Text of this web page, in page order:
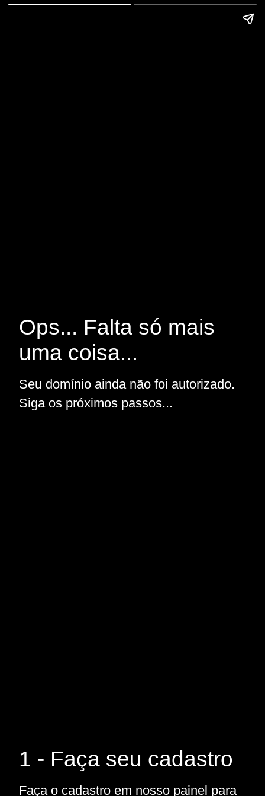
Ops... Falta só mais
uma coisa...
Seu domínio ainda não foi autorizado.
Siga os próximos passos...
1 - Faça seu cadastro
Faça o cadastro em nosso painel para